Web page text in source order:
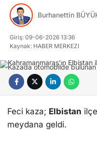
Burhanettin
Giriş: 09-06-2026 13:36
Kaynak: HABER MERKEZI
Feci kaza; Elbistan
meydana geldi.